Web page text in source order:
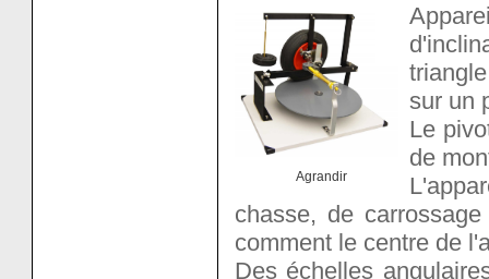
Agrandir
sur un
Le
de
chasse, de
comment le centre de
Des échelles